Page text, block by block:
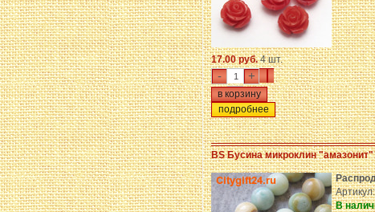
17.00 руб.4 шт.
- +
подробнее
BS Бусина микроклин
В